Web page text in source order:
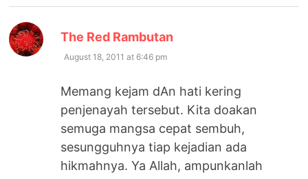
The Red Rambutan
August 18, 2011 at 6:46 pm
Memang kejam dAn hati kering
penjenayah tersebut. Kita doakan
semuga mangsa cepat sembuh,
sesungguhnya tiap kejadian ada
hikmahnya. Ya Allah, ampunkanlah